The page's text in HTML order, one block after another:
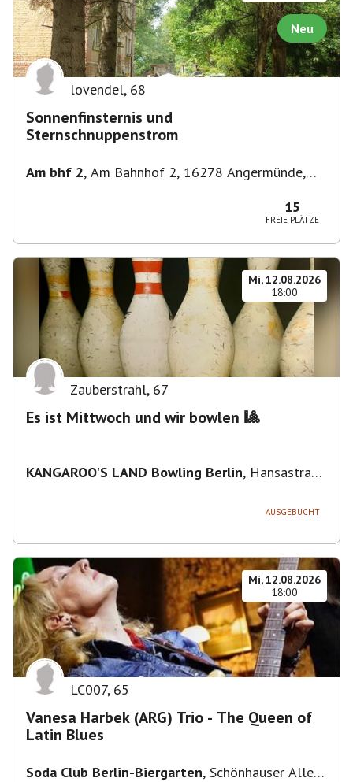
Neu
lovendel, 68
Sonnenfinsternis und
Sternschnuppenstrom
Am bhf 2, Am Bahnhof 2, 16278 Angermünde,
15
FREIE PLÄTZE
Mi, 12.08.2026
18:00
Zauberstrahl, 67
Es ist Mittwoch und wir bowlen 🎱
KANGAROO'S LAND Bowling Berlin, Hansastraße
AUSGEBUCHT
Mi, 12.08.2026
18:00
LC007, 65
Vanesa Harbek (ARG) Trio - The Queen of
Latin Blues
Soda Club Berlin-Biergarten, Schönhauser Allee